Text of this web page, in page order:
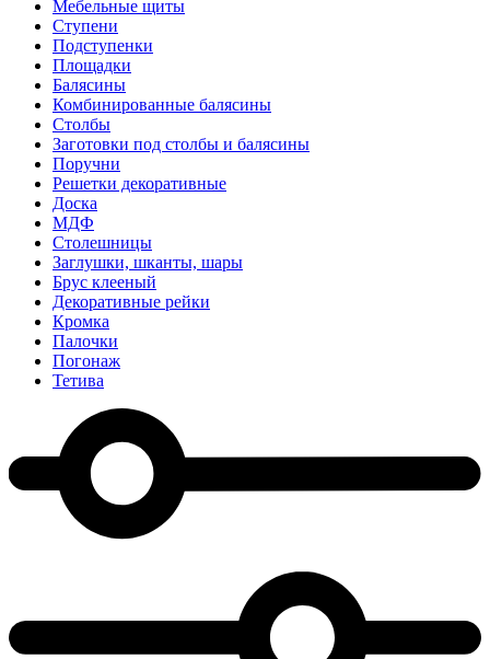
Мебельные щиты
Ступени
Подступенки
Площадки
Балясины
Комбинированные балясины
Столбы
Заготовки под столбы и балясины
Поручни
Решетки декоративные
Доска
МДФ
Столешницы
Заглушки, шканты, шары
Брус клееный
Декоративные рейки
Кромка
Палочки
Погонаж
Тетива